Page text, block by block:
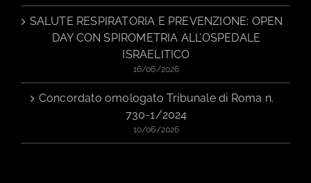
SALUTE RESPIRATORIA E PREVENZIONE: OPEN
DAY CON SPIROMETRIA ALL’OSPEDALE
ISRAELITICO
16/06/2026
Concordato omologato Tribunale di Roma n.
730-1/2024
10/06/2026